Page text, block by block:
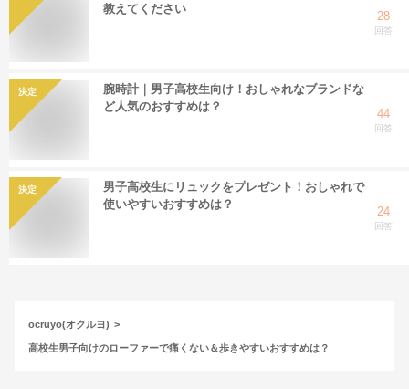
教えてください
28
回答
決定
腕時計｜男子高校生向け！おしゃれなブランドな
ど人気のおすすめは？
44
回答
決定
男子高校生にリュックをプレゼント！おしゃれで
使いやすいおすすめは？
24
回答
ocruyo(オクルヨ)
高校生男子向けのローファーで痛くない＆歩きやすいおすすめは？